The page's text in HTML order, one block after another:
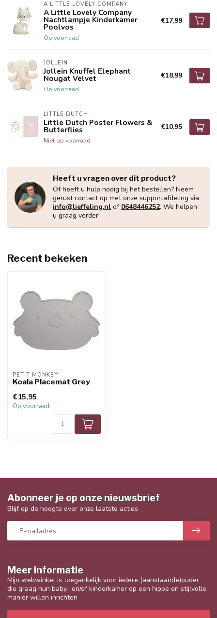
A LITTLE LOVELY COMPANY
A Little Lovely Company
Nachtlampje Kinderkamer
Poolvos
Op voorraad
€17,99
JOLLEIN
Jollein Knuffel Elephant
Nougat Velvet
Op voorraad
€18,99
LITTLE DUTCH
Little Dutch Poster Flowers &
Butterflies
Niet op voorraad
€10,95
Heeft u vragen over dit product?
Of heeft u hulp nodig bij het bestellen? Neem
gerust contact op met onze supportafdeling via
info@lieffeling.nl of 0648446252. We helpen
u graag verder!
Recent bekeken
PETIT MONKEY
Koala Placemat Grey
€15,95
Op voorraad
Meer informatie
Mijn webwinkel is toegankelijk voor iedere (aanstaande)ouder
die graag hun baby- en/of kinderkamer op een hippe en stijlvolle
manier willen inrichten
Abonneer je op onze nieuwsbrief
Blijf op de hoogte over onze laatste acties